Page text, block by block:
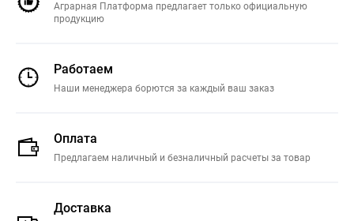
Аграрная Платформа предлагает только официальную
продукцию
Работаем
Наши менеджера борются за каждый ваш заказ
Оплата
Предлагаем наличный и безналичный расчеты за товар
Доставка